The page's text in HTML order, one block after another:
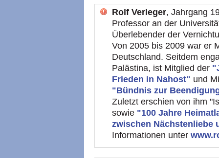
Rolf Verleger, Jahrgang
Professor an der
Überlebender der
Von 2005 bis 2009 war er
Deutschland. Seitdem
Palästina, ist Mitglied der
Frieden in Nahost" und
"Bündnis zur
Zuletzt erschien von ihm
sowie "100 Jahre
zwischen
Informationen unter